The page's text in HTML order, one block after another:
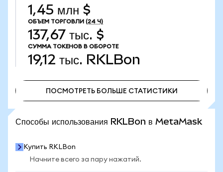
1,45 млн $
ОБЪЕМ ТОРГОВЛИ (24 Ч)
137,67 тыс. $
СУММА ТОКЕНОВ В ОБОРОТЕ
19,12 тыс. RKLBon
ПОСМОТРЕТЬ БОЛЬШЕ СТАТИСТИКИ
Способы использования RKLBon в MetaMask
Купить RKLBon
Начните всего за пару нажатий.